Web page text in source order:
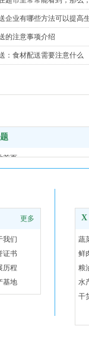
企业有哪些方法可以提高
的注意事项介绍
：食材配送需要注意什么
首页
伙伴
我们
更多
我们
证书
历程
基地
X
蔬
鲜
粮
水
干